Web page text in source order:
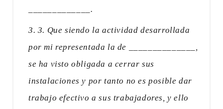
_____________.
3. Que siendo la actividad desarrollada
por mi representada la de ______________,
se ha visto obligada a cerrar sus
instalaciones y por tanto no es posible dar
trabajo efectivo a sus trabajadores, y ello